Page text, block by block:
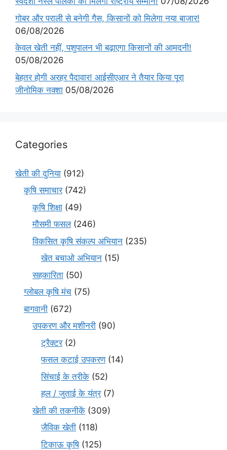
गोबर और पराली से बनेगी गैस, किसानों को मिलेगा नया बाजार!
06/08/2026
केवल खेती नहीं, पशुपालन भी बढ़ाएगा किसानों की आमदनी!
05/08/2026
बेहतर होगी अरहर पैदावार! आईसीएआर ने तैयार किया पूरा
जीनोमिक नक्शा 05/08/2026
Categories
खेती की दुनिया (912)
कृषि समाचार(742)
कृषि शिक्षा (49)
मौसमी फसल(246)
विकसित कृषि संकल्प अभियान (235)
खेत बचाओ अभियान (15)
सहकारिता (50)
ग्लोबल कृषि मंच (75)
बागवानी (672)
उपकरण और मशीनरी (90)
ट्रैक्टर(2)
फसल कटाई उपकरण(14)
सिंचाई के तरीके (52)
हल / जुताई के यंत्र(7)
खेती की तकनीकें (309)
जैविक खेती (118)
टिकाऊ कृषि(125)